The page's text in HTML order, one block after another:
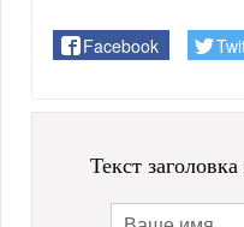
Facebook
Текст